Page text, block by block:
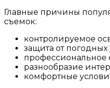
Главные причины
съемок:
контролируемое
защита от погодных
профессиональное
разнообразие
комфортные